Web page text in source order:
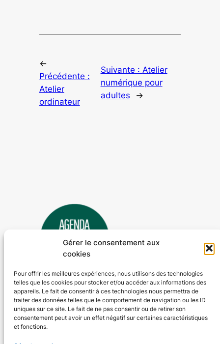
Gérer le consentement aux
cookies
Pour offrir les meilleures expériences, nous utilisons des technologies
telles que les cookies pour stocker et/ou accéder aux informations des
appareils. Le fait de consentir à ces technologies nous permettra de
traiter des données telles que le comportement de navigation ou les ID
uniques sur ce site. Le fait de ne pas consentir ou de retirer son
consentement peut avoir un effet négatif sur certaines caractéristiques
et fonctions.
←
Précédente :
Atelier
ordinateur
Suivante : Atelier
numérique pour
adultes
→
Agenda 24
L'agenda des manifestations et activités en Dordogne